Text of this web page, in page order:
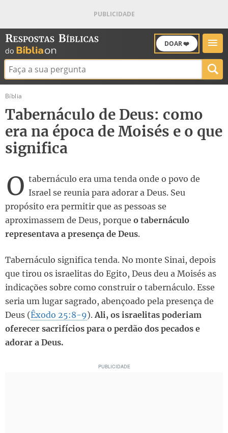
DOAR ❤️
Buscar:
Bíblia
Tabernáculo de Deus: como
era na época de Moisés e o que
significa
O tabernáculo era uma tenda onde o povo de
Israel se reunia para adorar a Deus. Seu
propósito era permitir que as pessoas se
aproximassem de Deus, porque o tabernáculo
representava a presença de Deus.
Tabernáculo significa tenda. No monte Sinai, depois
que tirou os israelitas do Egito, Deus deu a Moisés as
indicações sobre como construir o tabernáculo. Esse
seria um lugar sagrado, abençoado pela presença de
Deus (Êxodo 25:8-9). Ali, os israelitas poderiam
oferecer sacrifícios para o perdão dos pecados e
adorar a Deus.